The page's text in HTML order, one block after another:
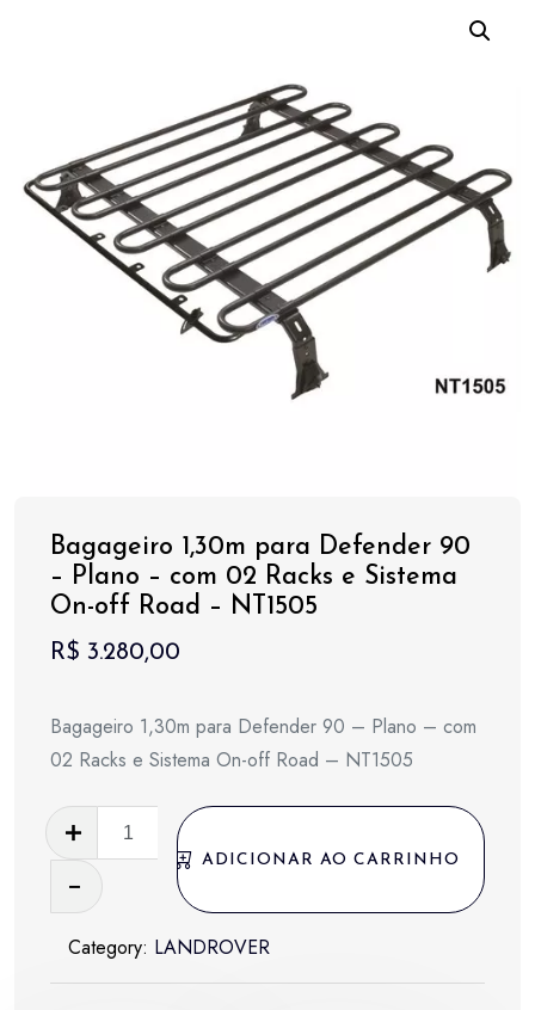
Bagageiro 1,30m para Defender 90
– Plano – com 02 Racks e Sistema
On-off Road – NT1505
R$ 3.280,00
Bagageiro 1,30m para Defender 90 – Plano – com
02 Racks e Sistema On-off Road – NT1505
Bagageiro
1,30m
Defender
90
-
ADICIONAR AO CARRINHO
Category: LANDROVER